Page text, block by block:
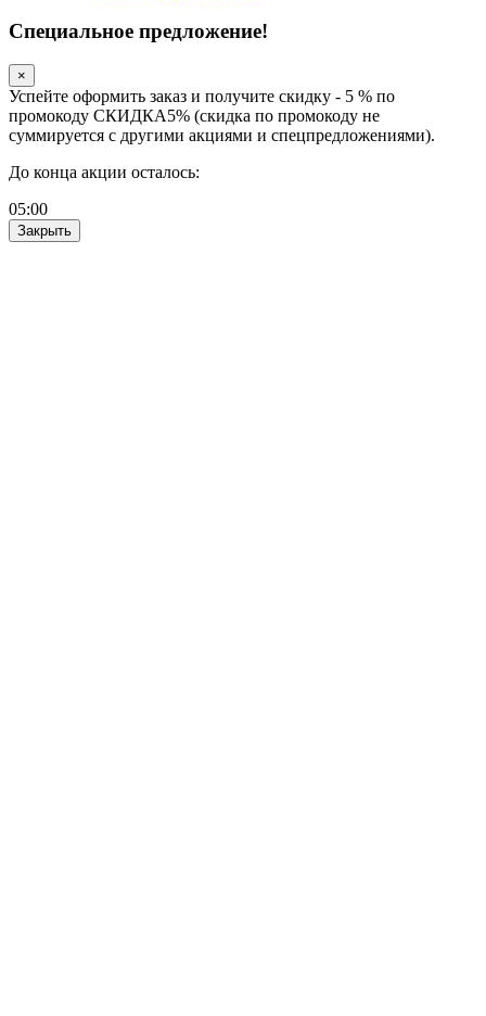
Специальное предложение!
×
Успейте оформить заказ и получите скидку - 5 % по
промокоду СКИДКА5% (скидка по промокоду не
суммируется с другими акциями и спецпредложениями).
До конца акции осталось:
05:00
Закрыть